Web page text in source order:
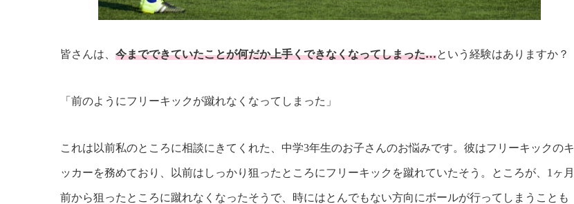
皆さんは、 今までできていたことが何だか上手くできなくなってしまった…という経験はありますか？
「前のようにフリーキックが蹴れなくなってしまった」
これは以前私のところに相談にきてくれた、中学3年生のお子さんのお悩みです。彼はフリーキックのキ
ッカーを務めており、以前はしっかり狙ったところにフリーキックを蹴れていたそう。ところが、1ヶ月
前から狙ったところに蹴れなくなったそうで、時にはとんでもない方向にボールが行ってしまうことも